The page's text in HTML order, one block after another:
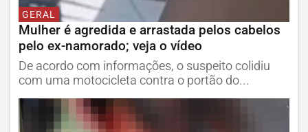
GERAL
Mulher é agredida e arrastada pelos cabelos
pelo ex-namorado; veja o vídeo
De acordo com informações, o suspeito colidiu
com uma motocicleta contra o portão do...